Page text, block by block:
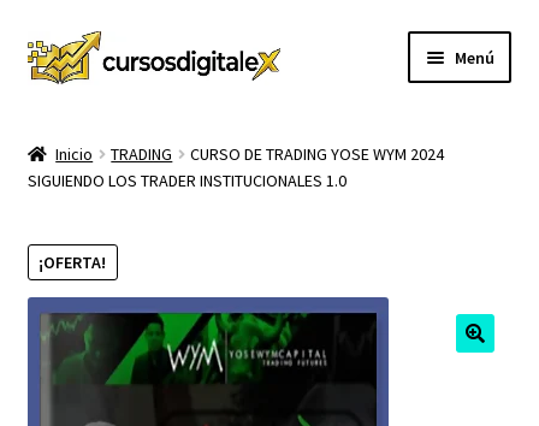
Ir
a
Ir
al
Menú
TIENDA
CURSOS
hijo
MEMBRESIA
MI CUENTA
Inicio TRADING
CURSO DE TRADING YOSE WYM 2024
SIGUIENDO LOS TRADER INSTITUCIONALES 1.0
¡OFERTA!